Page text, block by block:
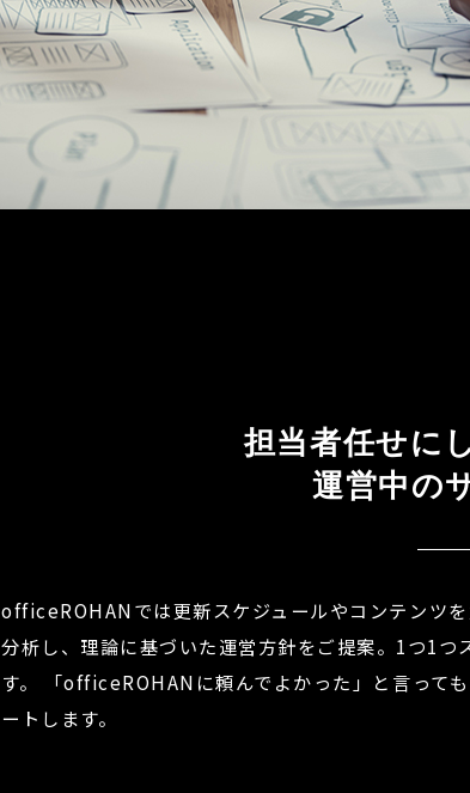
担当者任せに
運営中の
officeROHANでは更新スケジュールやコンテンツを
分析し、理論に基づいた運営方針をご提案。1つ1
す。
「officeROHANに頼んでよかった」と言って
ートします。